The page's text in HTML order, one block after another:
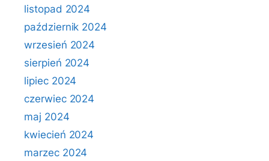
listopad 2024
październik 2024
wrzesień 2024
sierpień 2024
lipiec 2024
czerwiec 2024
maj 2024
kwiecień 2024
marzec 2024